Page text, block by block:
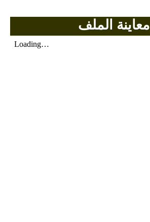
بحوث اللغة الانجليزية
بحوث في مجالات اخرى
معاينة الملف